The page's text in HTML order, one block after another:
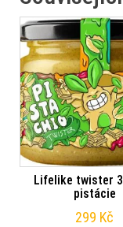
Lifelike twister
pistácie
299 Kč